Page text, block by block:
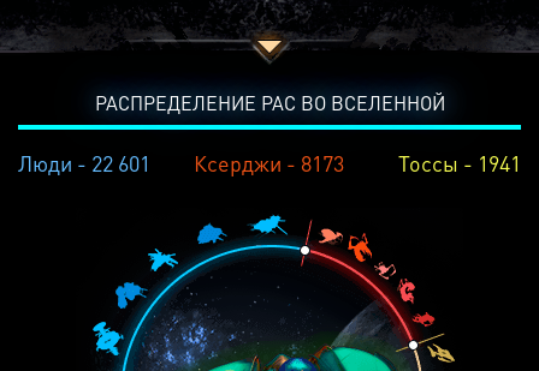
РАСПРЕДЕЛЕНИЕ РАС ВО ВСЕЛЕННОЙ
Люди - 22 601 Ксерджи - 8173 Тоссы - 1941